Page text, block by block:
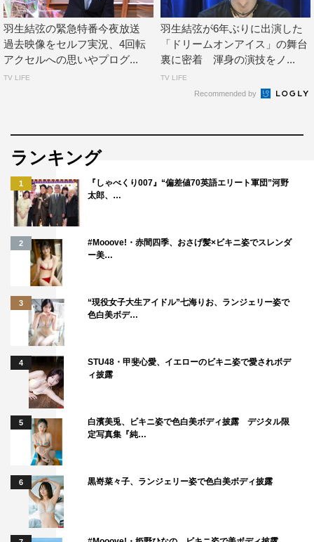
羽生結弦の緊急特番今夜放送
過去映像をセルフ実況、4回転
アクセルへの思いやプログ...
TV LIFE
羽生結弦が6年ぶりに出演した
「ドリームオンアイス」の舞台
裏に密着 渾身の演技をノ...
TV LIFE
Recommended by
ランキング
1
『しゃべくり007』“偏差値70英語エリート軍団”河野
太郎、…
2
#Mooove!・赤間四季、おさげ髪×ビキニ姿でスレンダ
ー美…
3
“現役女子大生アイドル”七海りお、ランジェリー姿で
色白美ボデ…
4
STU48・甲斐心愛、イエローのビキニ姿で愛されボデ
ィ披露
5
白濱美兎、ビキニ姿で色白美ボディ披露 デジタル限
定写真集『純…
6 黒嵜菜々子、ランジェリー姿で色白美ボディ披露